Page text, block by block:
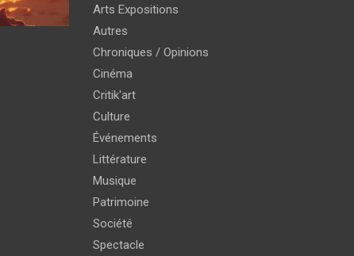
Arts Expositions
Autres
Chroniques / Opinions
Cinéma
Critik'art
Culture
Événements
Littérature
Musique
Patrimoine
Société
Spectacle